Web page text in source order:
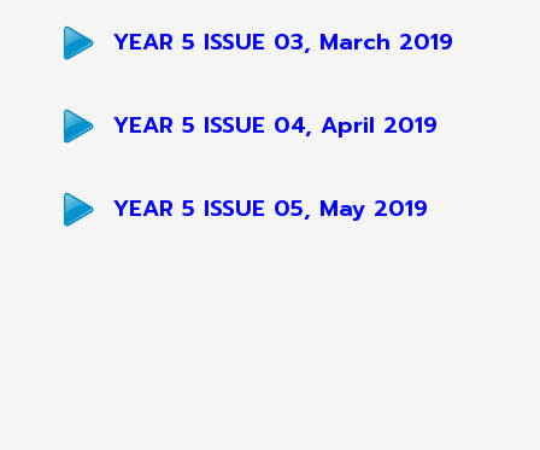
YEAR 5 ISSUE 03, March 2019
YEAR 5 ISSUE 04, April 2019
YEAR 5 ISSUE 05, May 2019